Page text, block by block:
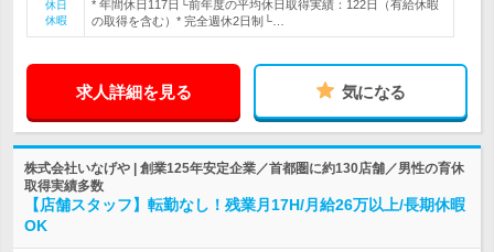
休日
休暇
* 年間休日117日└前年度の平均休日取得実績：122日（有給休暇
の取得を含む）* 完全週休2日制└…
求人詳細を見る 気になる
株式会社いなげや | 創業125年安定企業／首都圏に約130店舗／男性の育休
取得実績多数
【店舗スタッフ】転勤なし！残業月17H/月給26万以上/長期休暇
OK